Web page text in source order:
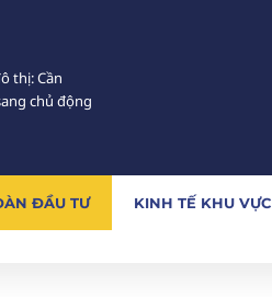
thị: Cần
chủ động
ĐẦU TƯ KINH TẾ KHU VỰC